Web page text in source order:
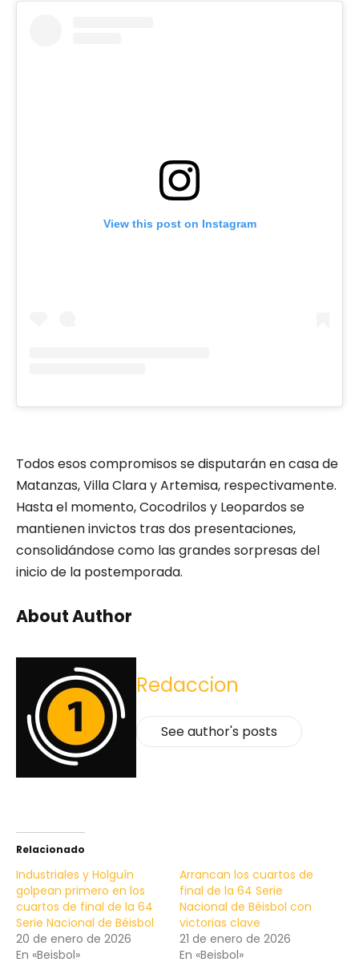
View this post on Instagram
Todos esos compromisos se disputarán en casa de
Matanzas, Villa Clara y Artemisa, respectivamente.
Hasta el momento, Cocodrilos y Leopardos se
mantienen invictos tras dos presentaciones,
consolidándose como las grandes sorpresas del
inicio de la postemporada.
About Author
Redaccion
See author's posts
Relacionado
Industriales y Holguín
golpean primero en los
cuartos de final de la 64
Serie Nacional de Béisbol
20 de enero de 2026
En «Beisbol»
Arrancan los cuartos de
final de la 64 Serie
Nacional de Béisbol con
victorias clave
21 de enero de 2026
En «Beisbol»